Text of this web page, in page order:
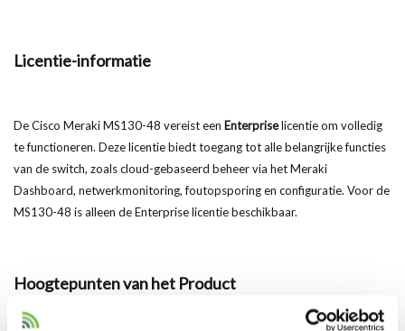
Licentie-informatie
De Cisco Meraki MS130-48 vereist een Enterpriselicentie om volledig
te functioneren. Deze licentie biedt toegang tot alle belangrijke functies
van de switch, zoals cloud-gebaseerd beheer via het Meraki
Dashboard, netwerkmonitoring, foutopsporing en configuratie. Voor de
MS130-48 is alleen de Enterprise licentie beschikbaar.
Hoogtepunten van het Product